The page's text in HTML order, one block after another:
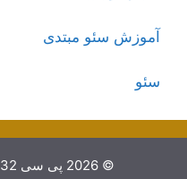
آموزش سئو مبتدی
سئو
© 2026 پی سی 32